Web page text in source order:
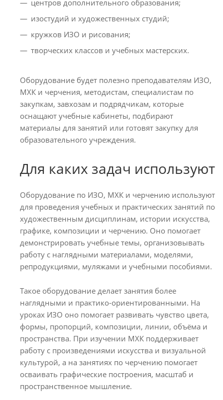
центров дополнительного образования;
изостудий и художественных студий;
кружков ИЗО и рисования;
творческих классов и учебных мастерских.
Оборудование будет полезно преподавателям ИЗО,
МХК и черчения, методистам, специалистам по
закупкам, завхозам и подрядчикам, которые
оснащают учебные кабинеты, подбирают
материалы для занятий или готовят закупку для
образовательного учреждения.
Для каких задач используют
Оборудование по ИЗО, МХК и черчению используют
для проведения учебных и практических занятий по
художественным дисциплинам, истории искусства,
графике, композиции и черчению. Оно помогает
демонстрировать учебные темы, организовывать
работу с наглядными материалами, моделями,
репродукциями, муляжами и учебными пособиями.
Такое оборудование делает занятия более
наглядными и практико-ориентированными. На
уроках ИЗО оно помогает развивать чувство цвета,
формы, пропорций, композиции, линии, объёма и
пространства. При изучении МХК поддерживает
работу с произведениями искусства и визуальной
культурой, а на занятиях по черчению помогает
осваивать графические построения, масштаб и
пространственное мышление.